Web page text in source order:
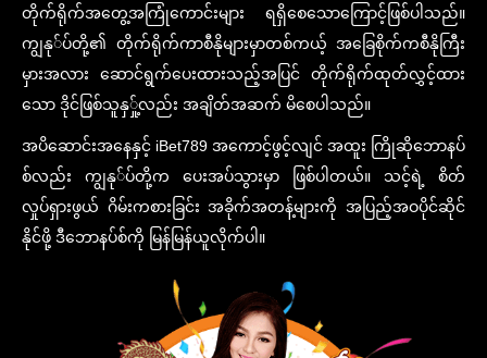
တိုက်ရိုက်အတွေ့အကြုံကောင်းများ ရရှိစေသောကြောင့်ဖြစ်ပါသည်။
ကျွနု်ပ်တို့၏ တိုက်ရိုက်ကာစီနိုများမှာတစ်ကယ့် အခြေစိုက်ကစီနိုကြီး
မှားအလား ဆောင်ရွက်ပေးထားသည့်အပြင် တိုက်ရိုက်ထုတ်လွှင့်ထား
သော ဒိုင်ဖြစ်သူနှှု့်လည်း အချိတ်အဆက် မိစေပါသည်။
အပိဆောင်းအနေနှင့် iBet789 အကောင့်ဖွင့်လျင် အထူး ကြိုဆိုဘောနပ်
စ်လည်း ကျွနု်ပ်တို့က ပေးအပ်သွားမှာ ဖြစ်ပါတယ်။ သင့်ရဲ့ စိတ်
လှုပ်ရှားဖွယ် ဂိမ်းကစားခြင်း အခိုက်အတန့်များကို အပြည့်အဝပိုင်ဆိုင်
နိုင်ဖို့ ဒီဘောနပ်စ်ကို မြန်မြန်ယူလိုက်ပါ။